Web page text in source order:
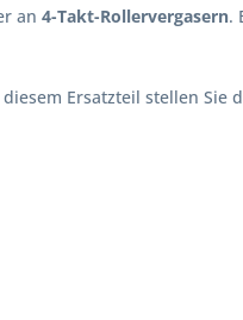
an 4-Takt-Rollervergasern.
Ersatzteil stellen Sie